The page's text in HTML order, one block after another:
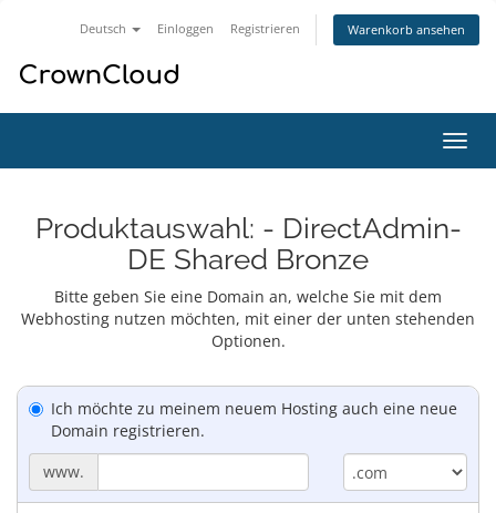
Deutsch Einloggen Registrieren Warenkorb ansehen
ein-/
Produktauswahl: - DirectAdmin-
DE Shared Bronze
Bitte geben Sie eine Domain an, welche Sie mit dem
Webhosting nutzen möchten, mit einer der unten stehenden
Optionen.
Ich möchte zu meinem neuem Hosting auch eine neue
Domain registrieren.
www.